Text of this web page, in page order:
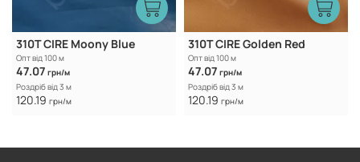
310T CIRE Moony Blue
Опт від 100 м
47.07 грн/м
Роздріб від 3 м
120.19 грн/м
310T CIRE Golden Red
Опт від 100 м
47.07 грн/м
Роздріб від 3 м
120.19 грн/м